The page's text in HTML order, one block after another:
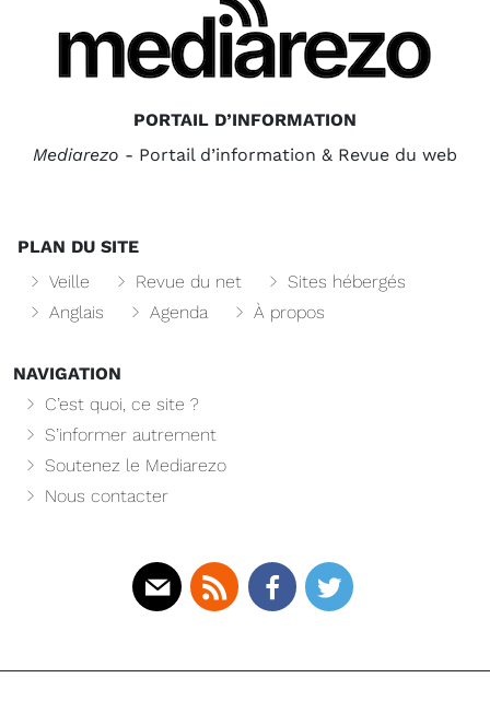
PORTAIL D’INFORMATION
Mediarezo - Portail d’information & Revue du web
PLAN DU SITE
Veille
Revue du net
Sites hébergés
Anglais
Agenda À propos
NAVIGATION
C’est quoi, ce site ?
S’informer autrement
Soutenez le Mediarezo
Nous contacter